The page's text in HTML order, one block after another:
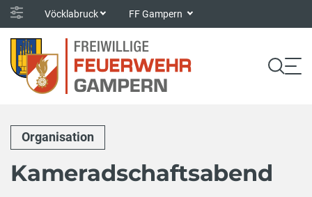
Vöcklabruck FF Gampern
Organisation
Kameradschaftsabend